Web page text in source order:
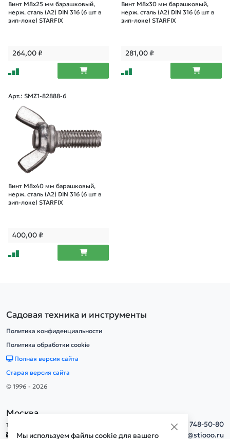
Винт М8х25 мм барашковый,
нерж. сталь (А2) DIN 316 (6 шт в
зип-локе) STARFIX
264,00₽
Винт М8х30 мм барашковый,
нерж. сталь (А2) DIN 316 (6 шт в
зип-локе) STARFIX
281,00₽
Арт.: SMZ1-82888-6
Винт М8х40 мм барашковый,
нерж. сталь (А2) DIN 316 (6 шт в
зип-локе) STARFIX
400,00₽
Мы используем файлы cookie для вашего
Садовая техника и инструменты
Политика конфиденциальности
Политика обработки cookie
Полная версия сайта
Старая версия сайта
© 1996 - 2026
Москва
тел.
+7(495) 748-50-80
info@stiooo.ru